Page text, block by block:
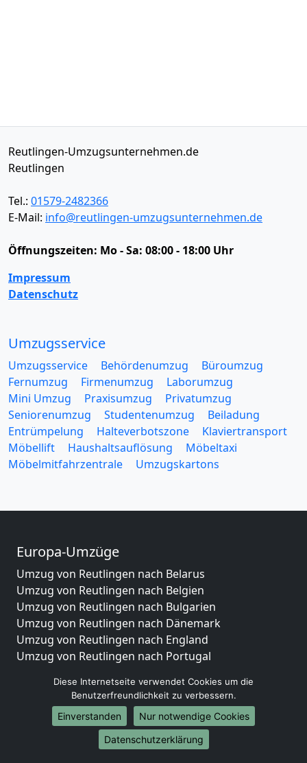
Reutlingen-Umzugsunternehmen.de
Reutlingen
Tel.: 01579-2482366
E-Mail: info@reutlingen-umzugsunternehmen.de
Öffnungszeiten: Mo - Sa: 08:00 - 18:00 Uhr
Impressum
Datenschutz
Umzugsservice
Umzugsservice Behördenumzug
Büroumzug
Fernumzug
Firmenumzug
Laborumzug
Mini Umzug
Praxisumzug
Privatumzug
Seniorenumzug
Studentenumzug
Beiladung
Entrümpelung
Halteverbotszone
Klaviertransport
Möbellift
Haushaltsauflösung
Möbeltaxi
Möbelmitfahrzentrale
Umzugskartons
Europa-Umzüge
Umzug von Reutlingen nach Belarus
Umzug von Reutlingen nach Belgien
Umzug von Reutlingen nach Bulgarien
Umzug von Reutlingen nach Dänemark
Umzug von Reutlingen nach England
Umzug von Reutlingen nach Portugal
und Herzegowina
Umzug von Reutlingen nach Irland
Umzug von Reutlingen nach Lettland
Umzug von Reutlingen nach Zypern
Umzug von Reutlingen nach Kroatien
Diese Internetseite verwendet Cookies um die
Benutzerfreundlichkeit zu verbessern.
Einverstanden
Nur notwendige Cookies
Datenschutzerklärung